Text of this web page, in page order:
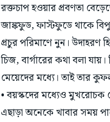
রক্তচাপ হওয়ার প্রবণতা
জাঙ্কফুড, ফাস্টফুডে থাকে
প্রচুর পরিমাণে নুন। উদাহরণ
চিজ, বার্গারের কথা বলা
মেয়েদের মধ্যে। তাই তার
• বয়স্কদের মধ্যেও মুখরোচক
এছাড়া অনেকে খাবার সময়